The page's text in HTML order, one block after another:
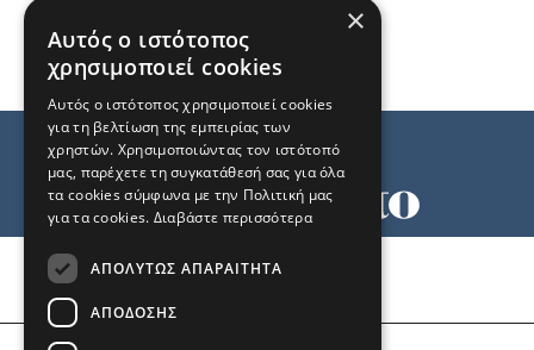
×
Αυτός ο ιστότοπος
χρησιμοποιεί cookies
Αυτός ο ιστότοπος χρησιμοποιεί cookies
για τη βελτίωση της εμπειρίας των
χρηστών. Χρησιμοποιώντας τον ιστότοπό
μας, παρέχετε τη συγκατάθεσή σας για όλα
τα cookies σύμφωνα με την Πολιτική μας
για τα cookies. Διαβάστε περισσότερα
ΑΠΟΛΎΤΩΣ ΑΠΑΡΑΊΤΗΤΑ
ΑΠΌΔΟΣΗΣ